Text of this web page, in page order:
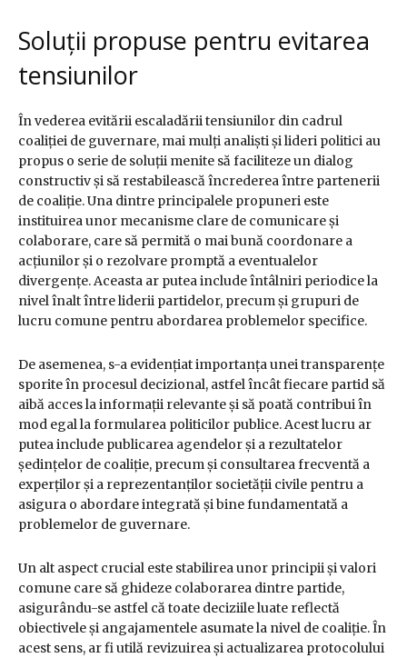
Soluții propuse pentru evitarea
tensiunilor
În vederea evitării escaladării tensiunilor din cadrul
coaliției de guvernare, mai mulți analiști și lideri politici au
propus o serie de soluții menite să faciliteze un dialog
constructiv și să restabilească încrederea între partenerii
de coaliție. Una dintre principalele propuneri este
instituirea unor mecanisme clare de comunicare și
colaborare, care să permită o mai bună coordonare a
acțiunilor și o rezolvare promptă a eventualelor
divergențe. Aceasta ar putea include întâlniri periodice la
nivel înalt între liderii partidelor, precum și grupuri de
lucru comune pentru abordarea problemelor specifice.
De asemenea, s-a evidențiat importanța unei transparențe
sporite în procesul decizional, astfel încât fiecare partid să
aibă acces la informații relevante și să poată contribui în
mod egal la formularea politicilor publice. Acest lucru ar
putea include publicarea agendelor și a rezultatelor
ședințelor de coaliție, precum și consultarea frecventă a
experților și a reprezentanților societății civile pentru a
asigura o abordare integrată și bine fundamentată a
problemelor de guvernare.
Un alt aspect crucial este stabilirea unor principii și valori
comune care să ghideze colaborarea dintre partide,
asigurându-se astfel că toate deciziile luate reflectă
obiectivele și angajamentele asumate la nivel de coaliție. În
acest sens, ar fi utilă revizuirea și actualizarea protocolului